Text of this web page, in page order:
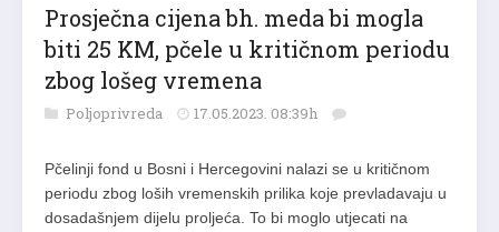
Prosječna cijena bh. meda bi mogla
biti 25 KM, pčele u kritičnom periodu
zbog lošeg vremena
Poljoprivreda 17.05.2023. 08:39h
Pčelinji fond u Bosni i Hercegovini nalazi se u kritičnom
periodu zbog loših vremenskih prilika koje prevladavaju u
dosadašnjem dijelu proljeća. To bi moglo utjecati na